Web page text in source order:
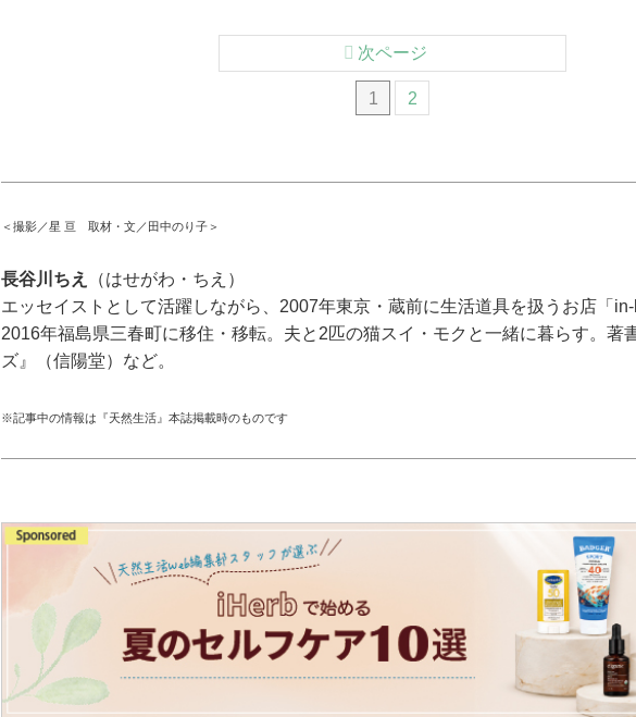
1 2
次ページ
＜撮影／星 亘 取材・文／田中のり子＞
長谷川ちえ
（はせがわ・ちえ）
エッセイストとして活躍しながら、2007年東京・蔵前に生活道具を扱うお店「in-
2016年福島県三春町に移住・移転。夫と2匹の猫スイ・モクと一緒に暮らす。著
ズ』（信陽堂）など。
※記事中の情報は『天然生活』本誌掲載時のものです